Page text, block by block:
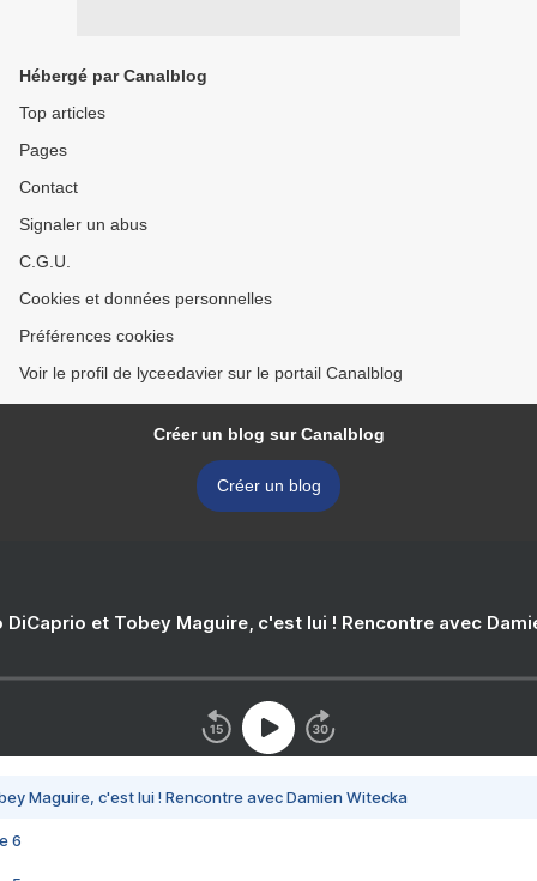
Hébergé par Canalblog
Top articles
Pages
Contact
Signaler un abus
C.G.U.
Cookies et données personnelles
Préférences cookies
Voir le profil de lyceedavier sur le portail Canalblog
Créer un blog sur Canalblog
Créer un blog
DiCaprio et Tobey Maguire, c'est lui ! Rencontre avec
Maguire, c'est lui ! Rencontre avec Damien Witecka
6